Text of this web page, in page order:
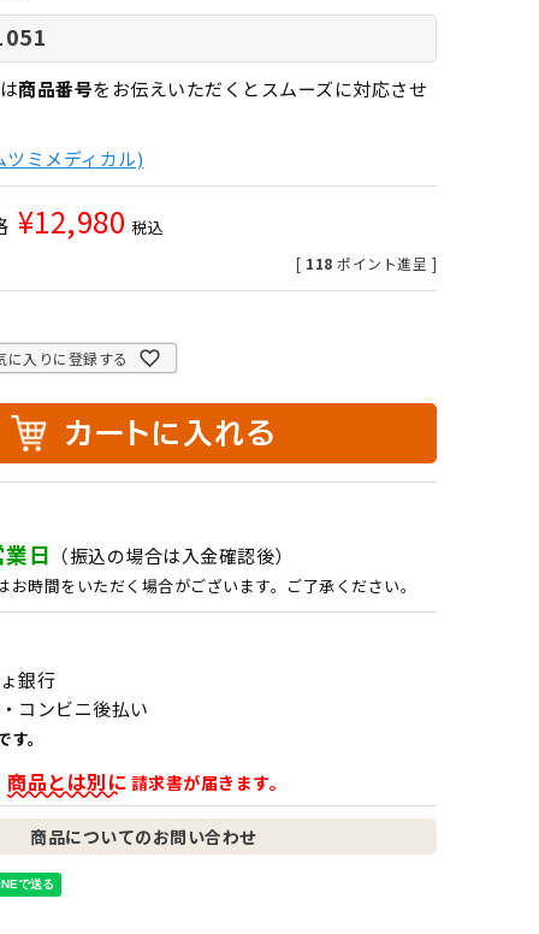
商品番号をお伝えいただくとスムーズに対応させ
ツミメディカル)
¥12,980 税込
[ 118 ポイント進呈 ]
に入りに登録する
日 （振込の場合は入金確認後）
時間をいただく場合がございます。ご了承ください。
銀行
コンビニ後払い
。
商品とは別に 請求書が届きます。
商品についてのお問い合わせ